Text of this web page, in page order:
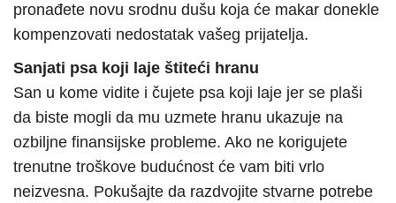
pronađete novu srodnu dušu koja će makar donekle
kompenzovati nedostatak vašeg prijatelja.
Sanjati psa koji laje štiteći hranu
San u kome vidite i čujete psa koji laje jer se plaši
da biste mogli da mu uzmete hranu ukazuje na
ozbiljne finansijske probleme. Ako ne korigujete
trenutne troškove budućnost će vam biti vrlo
neizvesna. Pokušajte da razdvojite stvarne potrebe